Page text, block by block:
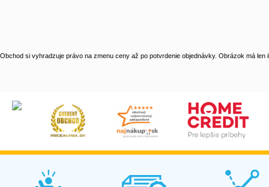
Obchod si vyhradzuje právo na zmenu ceny až po potvrdenie objednávky. Obrázok má len